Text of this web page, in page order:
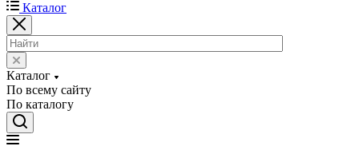
Каталог
Каталог
По всему сайту
По каталогу